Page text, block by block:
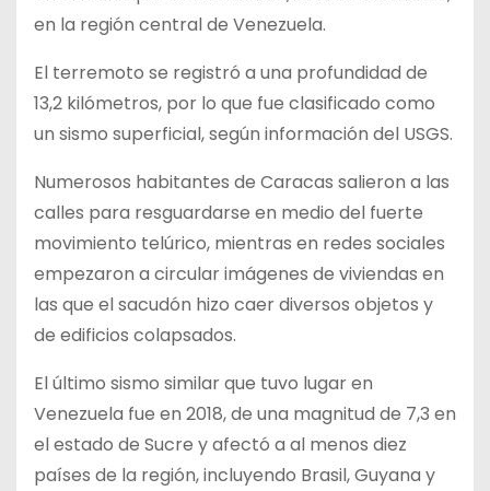
en la región central de Venezuela.
El terremoto se registró a una profundidad de
13,2 kilómetros, por lo que fue clasificado como
un sismo superficial, según información del USGS.
Numerosos habitantes de Caracas salieron a las
calles para resguardarse en medio del fuerte
movimiento telúrico, mientras en redes sociales
empezaron a circular imágenes de viviendas en
las que el sacudón hizo caer diversos objetos y
de edificios colapsados.
El último sismo similar que tuvo lugar en
Venezuela fue en 2018, de una magnitud de 7,3 en
el estado de Sucre y afectó a al menos diez
países de la región, incluyendo Brasil, Guyana y